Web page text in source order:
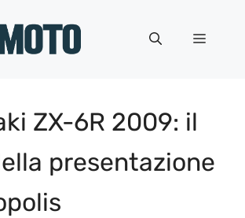
Menu
ZX-6R 2009: il
presentazione